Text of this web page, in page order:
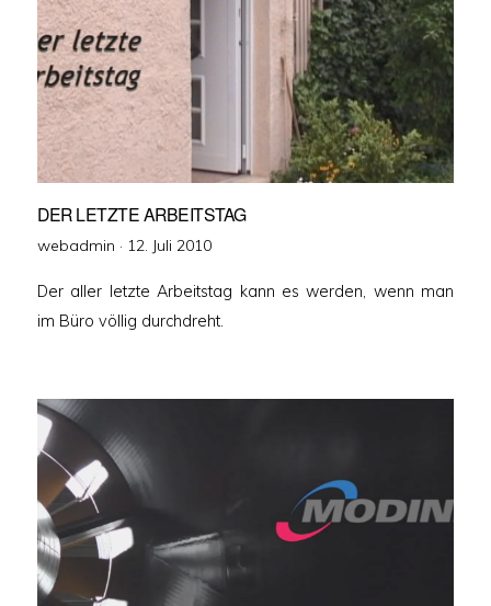
DER LETZTE ARBEITSTAG
webadmin · Veröffentlicht
12. Juli 2010
Der aller letzte Arbeitstag kann es werden, wenn man
im Büro völlig durchdreht.